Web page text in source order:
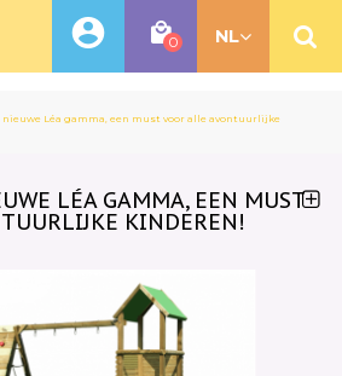
0 NL
Léa gamma, een must voor alle avontuurlijke
LÉA GAMMA, EEN MUST
KINDEREN!